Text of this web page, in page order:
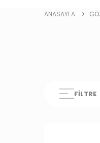
ANASAYFA
FILTRE